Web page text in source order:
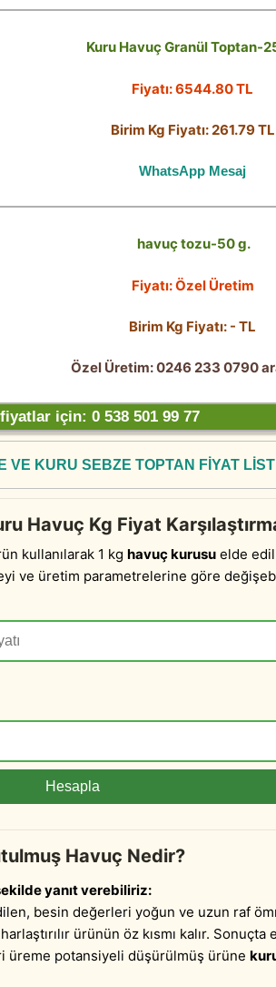
Kuru Havuç Granül Toptan-
Fiyatı: 6544.80 TL
Birim Kg Fiyatı: 261.79 TL
WhatsApp Mesaj
havuç tozu-50 g.
Fiyatı: Özel Üretim
Birim Kg Fiyatı: - TL
Özel Üretim: 0246 233 0790
için: 0 538 501 99 77
VE KURU SEBZE TOPTAN FİYAT
Havuç Kg Fiyat
kullanılarak 1 kg havuç kurusuelde
ve üretim parametrelerine göre
Hesapla
Havuç Nedir?
yanıt verebiliriz:
besin değerleri yoğun ve uzun raf
ürünün öz kısmı kalır. Sonuçta
üreme potansiyeli düşürülmüş ürüne